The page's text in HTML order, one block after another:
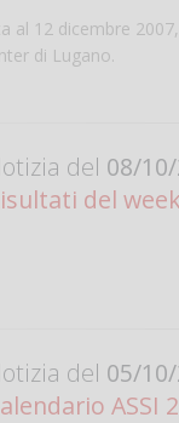
al 12 dicembre
di Lugano.
del 08/
del
del 05/
ASSI